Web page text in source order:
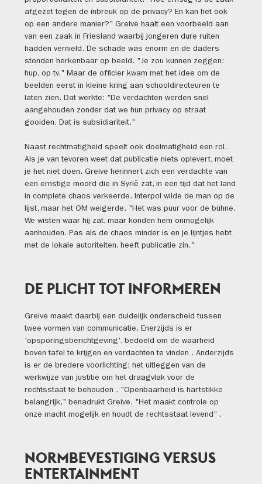
afgezet tegen de inbreuk op de privacy? En kan het ook
op een andere manier?" Greive haalt een voorbeeld aan
van een zaak in Friesland waarbij jongeren dure ruiten
hadden vernield. De schade was enorm en de daders
stonden herkenbaar op beeld. "Je zou kunnen zeggen:
hup, op tv." Maar de officier kwam met het idee om de
beelden eerst in kleine kring aan schooldirecteuren te
laten zien. Dat werkte: "De verdachten werden snel
aangehouden zonder dat we hun privacy op straat
gooiden. Dat is subsidiariteit."
Naast rechtmatigheid speelt ook doelmatigheid een rol.
Als je van tevoren weet dat publicatie niets oplevert, moet
je het niet doen. Greive herinnert zich een verdachte van
een ernstige moord die in Syrië zat, in een tijd dat het land
in complete chaos verkeerde. Interpol wilde de man op de
lijst, maar het OM weigerde. "Het was puur voor de bühne.
We wisten waar hij zat, maar konden hem onmogelijk
aanhouden. Pas als de chaos minder is en je lijntjes hebt
met de lokale autoriteiten, heeft publicatie zin."
DE PLICHT TOT INFORMEREN
Greive maakt daarbij een duidelijk onderscheid tussen
twee vormen van communicatie. Enerzijds is er
'opsporingsberichtgeving', bedoeld om de waarheid
boven tafel te krijgen en verdachten te vinden . Anderzijds
is er de bredere voorlichting: het uitleggen van de
werkwijze van justitie om het draagvlak voor de
rechtsstaat te behouden . "Openbaarheid is hartstikke
belangrijk," benadrukt Greive. "Het maakt controle op
onze macht mogelijk en houdt de rechtsstaat levend" .
NORMBEVESTIGING VERSUS
ENTERTAINMENT